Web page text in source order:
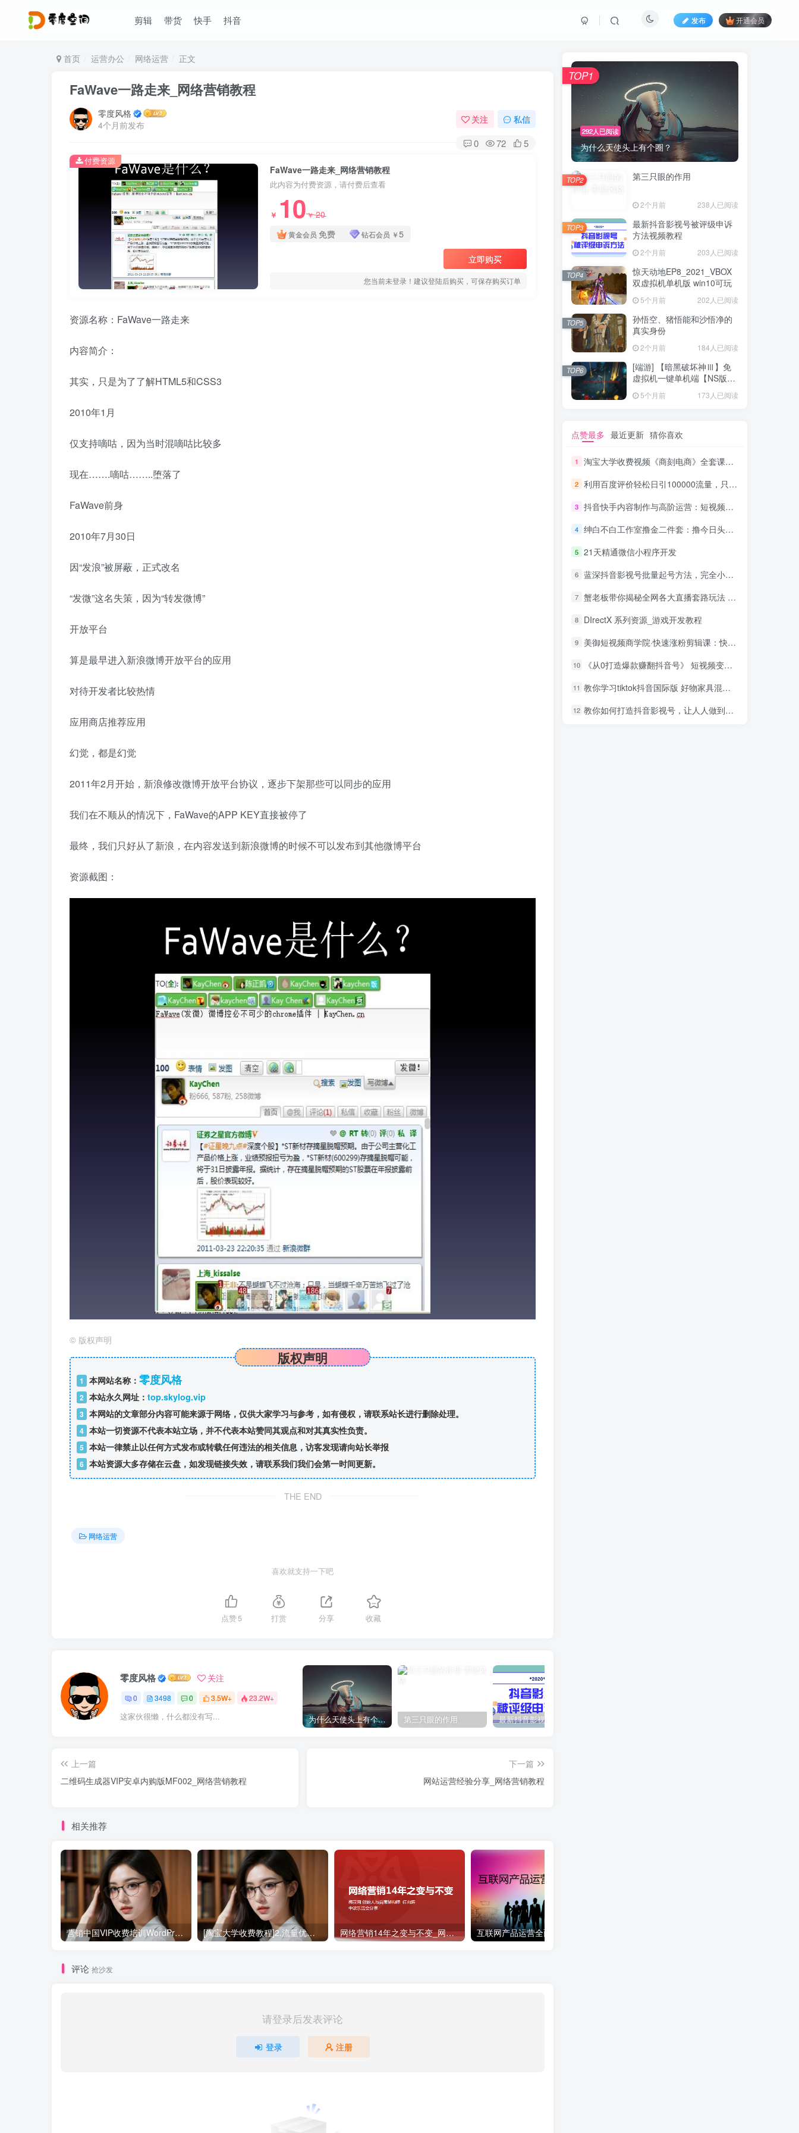
剪辑 带货 快手 抖音 发布 开通会员
首页 运营办公 网络运营 正文
FaWave一路走来_网络营销教程
零度风格
4个月前发布
关注 私信
0 72 5
FaWave一路走来_网络营销教程
此内容为付费资源，请付费后查看
￥ 10￥20
黄金会员 免费 钻石会员 ￥5
立即购买
您当前未登录！建议登陆后购买，可保存购买订单
付费资源
资源名称：FaWave一路走来
内容简介：
其实，只是为了了解HTML5和CSS3
2010年1月
仅支持嘀咕，因为当时混嘀咕比较多
现在…….嘀咕……..堕落了
FaWave前身
2010年7月30日
因“发浪”被屏蔽，正式改名
“发微”这名失策，因为“转发微博”
开放平台
算是最早进入新浪微博开放平台的应用
对待开发者比较热情
应用商店推荐应用
幻觉，都是幻觉
2011年2月开始，新浪修改微博开放平台协议，逐步下架那些可以同步的应用
我们在不顺从的情况下，FaWave的APP KEY直接被停了
最终，我们只好从了新浪，在内容发送到新浪微博的时候不可以发布到其他微博平台
资源截图：
© 版权声明
版权声明
1 本网站名称： 零度风格
2 本站永久网址： top.skylog.vip
3 本网站的文章部分内容可能来源于网络，仅供大家学习与参考，如有侵权，请联系站长进行删除处理。
4 本站一切资源不代表本站立场，并不代表本站赞同其观点和对其真实性负责。
5 本站一律禁止以任何方式发布或转载任何违法的相关信息，访客发现请向站长举报
6 本站资源大多存储在云盘，如发现链接失效，请联系我们我们会第一时间更新。
THE END
网络运营
喜欢就支持一下吧
点赞5 打赏 分享 收藏
零度风格 关注
0 3498 0 3.5W+ 23.2W+
这家伙很懒，什么都没有写... 为什么天使头上有个圈？ 第三只眼的作用
上一篇
二维码生成器VIP安卓内购版MF002_网络营销教程
下一篇
网站运营经验分享_网络营销教程
相关推荐
营销中国VIP收费培训WordPress赚钱课程价值2600元_网络营销教程 [淘宝大学收费教程]2.流量优化技巧_网络营销教程 网络营销14年之变与不变_网络营销教程
评论 抢沙发
请登录后发表评论
登录 注册
292人已阅读
为什么天使头上有个圈？
TOP1
第三只眼的作用
2个月前 238人已阅读
TOP2
最新抖音影视号被评级申诉
方法视频教程
2个月前 203人已阅读
TOP3
惊天动地EP8_2021_VBOX
双虚拟机单机版 win10可玩
5个月前 202人已阅读
TOP4
孙悟空、猪悟能和沙悟净的
真实身份
2个月前 184人已阅读
TOP5
[端游] 【暗黑破坏神Ⅲ】免
虚拟机一键单机端【NS版
5个月前 173人已阅读
TOP6
点赞最多 最近更新 猜你喜欢
1 淘宝大学收费视频《商刻电商》全套课程（共16节）_电商运营教程
2 利用百度评价轻松日引100000流量，只要你是执行力强的人，日赚1000元完全没问_网赚教程
3 抖音快手内容制作与高阶运营：短视频涨粉+变现实战训练营
4 绅白不白工作室撸金二件套：撸今日头条原创收益+小红书一单利润40块项目
5 21天精通微信小程序开发
6 蓝深抖音影视号批量起号方法，完全小白带货变现，实操剪辑影视玩法（附软件）
7 蟹老板带你揭秘全网各大直播套路玩法 以及直播带货7大爆单玩法
8 DIrectX 系列资源_游戏开发教程
9 美御短视频商学院·快速涨粉剪辑课：快速突破涨粉1000的技巧，开启橱窗带货
10 《从0打造爆款赚翻抖音号》 短视频变现68个实操秘诀
11 教你学习tiktok抖音国际版 好物家具混剪【视频教程】
12 教你如何打造抖音影视号，让人人做到月入3万！（视频课程）